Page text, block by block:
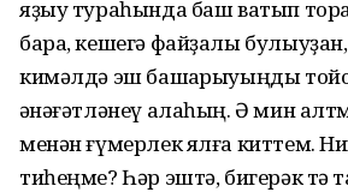
яҙыу тураһында баш ватып
бара, кешегә файҙалы
кимәлдә эш башҡарыуыңды
ҡәнәғәтләнеү алаһың. Ә мин
менән ғүмерлек ялға киттем.
тиһеңме? Һәр эштә, бигерәк тә